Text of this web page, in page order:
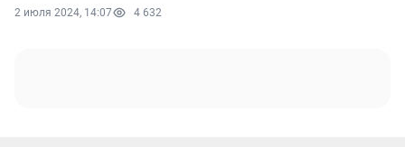
2 июля 2024, 14:07 4 632